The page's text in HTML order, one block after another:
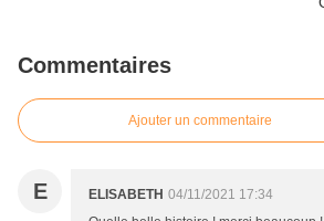
Commentaires
Ajouter un commentaire
E ELISABETH 04/11/2021 17:34